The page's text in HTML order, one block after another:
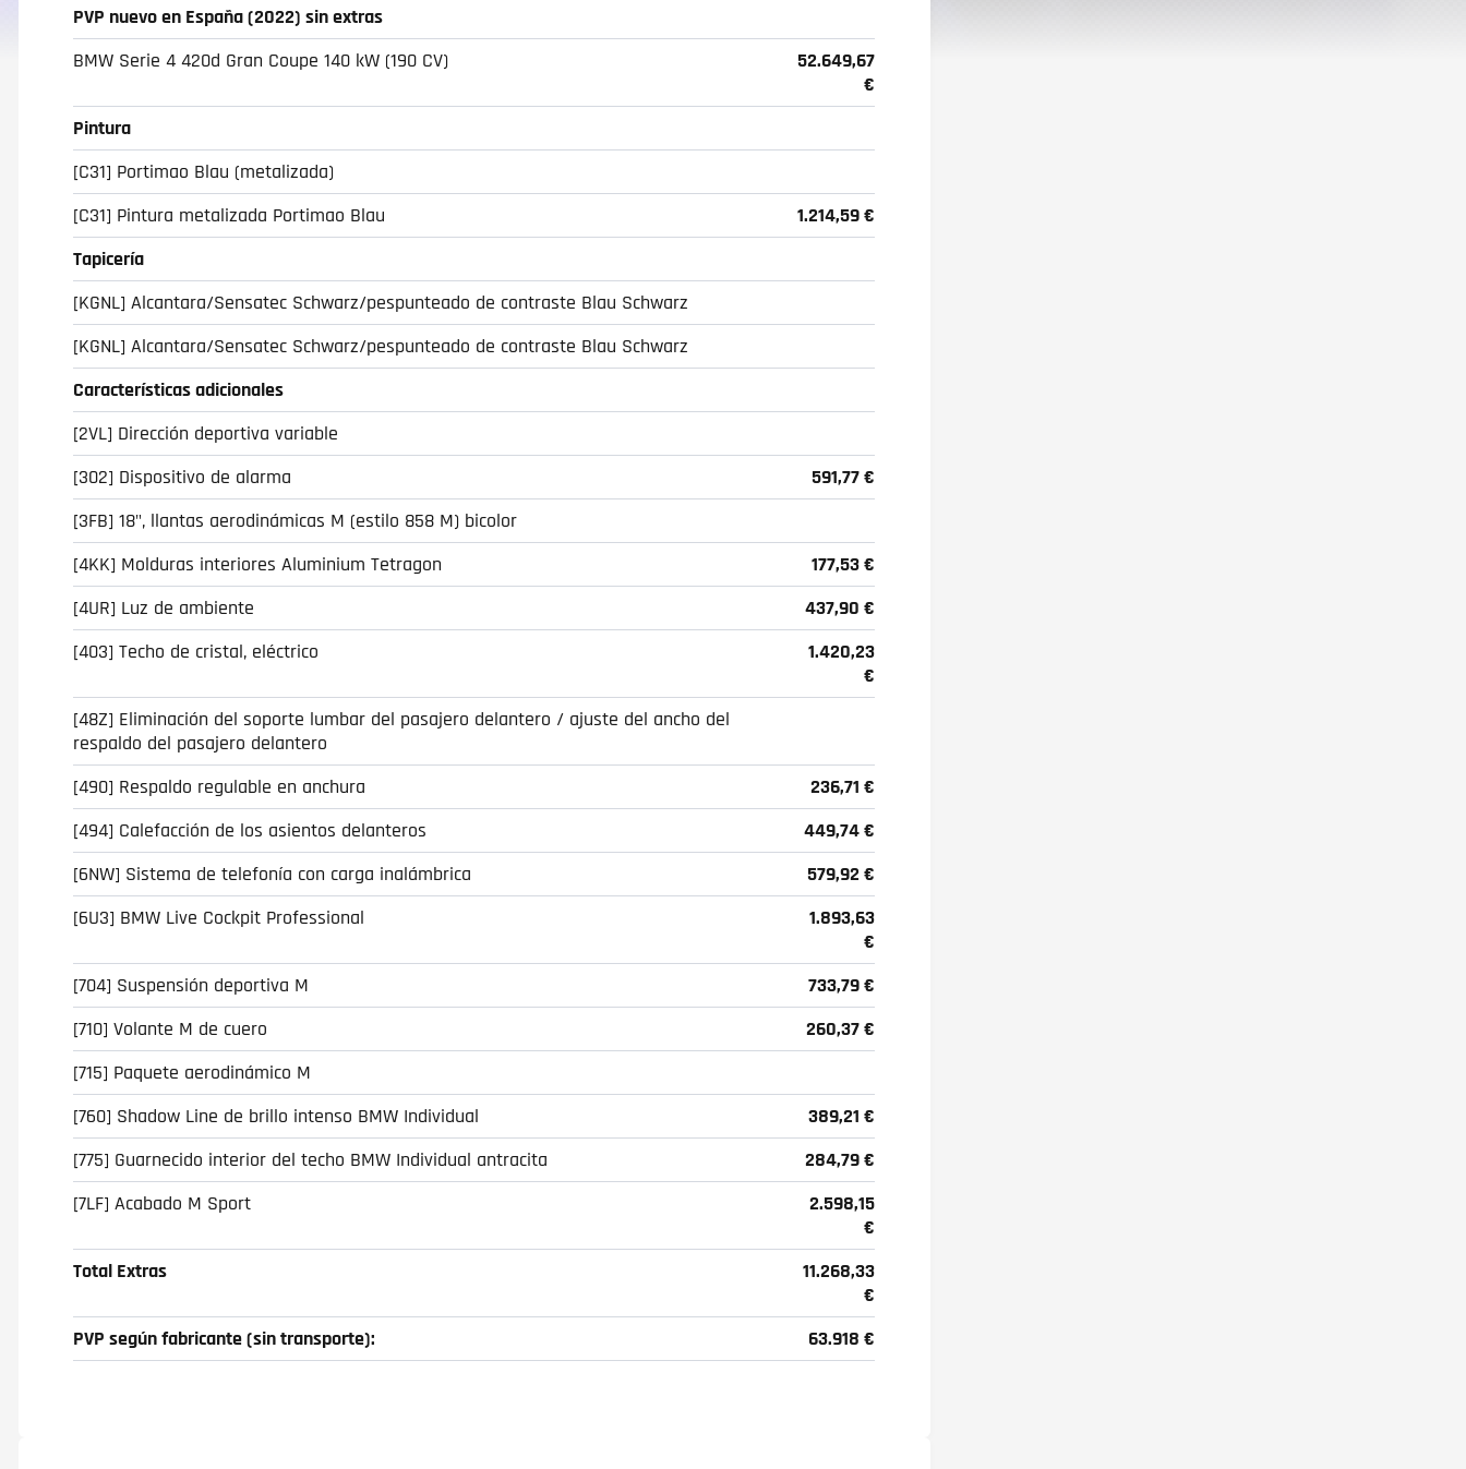
PVP nuevo en España (2022) sin extras
BMW Serie 4 420d Gran Coupe 140 kW (190 CV)
52.649,67
€
Pintura
[C31] Portimao Blau (metalizada)
[C31] Pintura metalizada Portimao Blau
1.214,59 €
Tapicería
[KGNL] Alcantara/Sensatec Schwarz/pespunteado de contraste Blau Schwarz
[KGNL] Alcantara/Sensatec Schwarz/pespunteado de contraste Blau Schwarz
Características adicionales
[2VL] Dirección deportiva variable
[302] Dispositivo de alarma
591,77 €
[3FB] 18", llantas aerodinámicas M (estilo 858 M) bicolor
[4KK] Molduras interiores Aluminium Tetragon
177,53 €
[4UR] Luz de ambiente
437,90 €
[403] Techo de cristal, eléctrico
1.420,23
€
[48Z] Eliminación del soporte lumbar del pasajero delantero / ajuste del ancho del
respaldo del pasajero delantero
[490] Respaldo regulable en anchura
236,71 €
[494] Calefacción de los asientos delanteros
449,74 €
[6NW] Sistema de telefonía con carga inalámbrica
579,92 €
[6U3] BMW Live Cockpit Professional
1.893,63
€
[704] Suspensión deportiva M
733,79 €
[710] Volante M de cuero
260,37 €
[715] Paquete aerodinámico M
[760] Shadow Line de brillo intenso BMW Individual
389,21 €
[775] Guarnecido interior del techo BMW Individual antracita
284,79 €
[7LF] Acabado M Sport
2.598,15
€
Total Extras
11.268,33
€
PVP según fabricante (sin transporte):
63.918 €